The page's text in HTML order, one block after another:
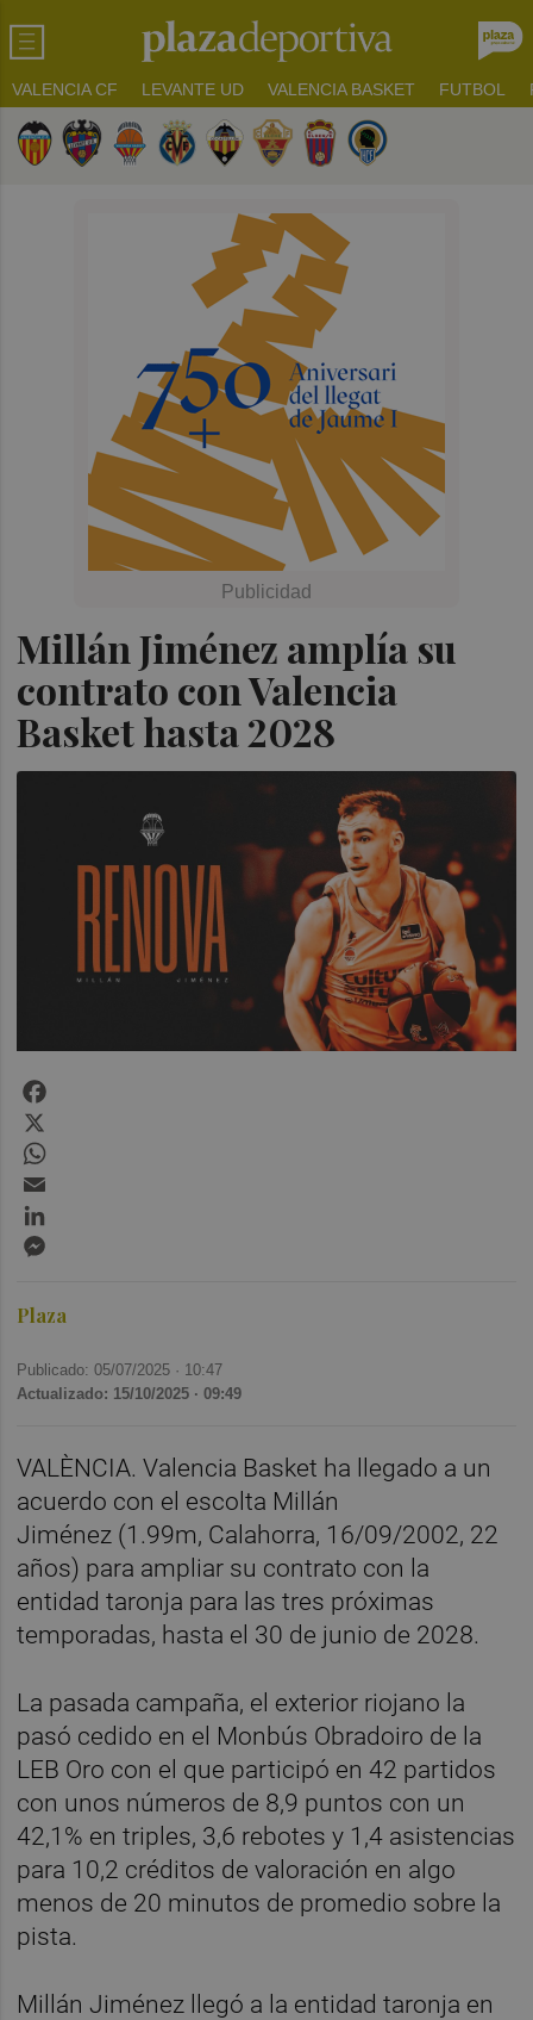
VALENCIA CF LEVANTE UD VALENCIA BASKET FUTBOL
Millán Jiménez amplía su
contrato con Valencia
Basket hasta 2028
Plaza
Publicado: 05/07/2025 · 10:47
Actualizado: 15/10/2025 · 09:49
VALÈNCIA. Valencia Basket ha llegado a un
acuerdo con el escolta Millán
Jiménez (1.99m, Calahorra, 16/09/2002, 22
años) para ampliar su contrato con la
entidad taronja para las tres próximas
temporadas, hasta el 30 de junio de 2028.
La pasada campaña, el exterior riojano la
pasó cedido en el Monbús Obradoiro de la
LEB Oro con el que participó en 42 partidos
con unos números de 8,9 puntos con un
42,1% en triples, 3,6 rebotes y 1,4 asistencias
para 10,2 créditos de valoración en algo
menos de 20 minutos de promedio sobre la
pista.
Millán Jiménez llegó a la entidad taronja en